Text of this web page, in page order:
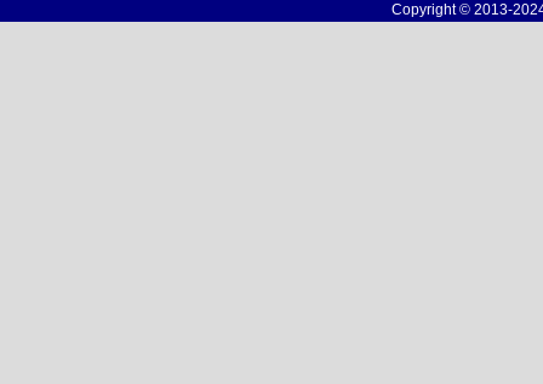
Copyright © 2013-